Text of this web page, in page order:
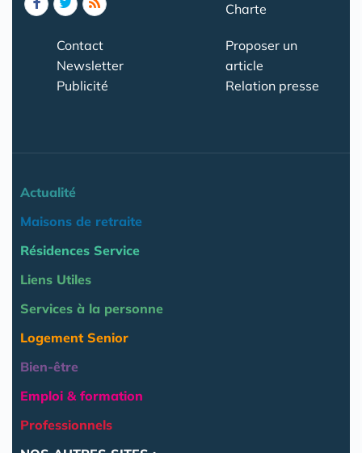
Charte
Contact
Newsletter
Publicité
Proposer un
article
Relation presse
Actualité
Maisons de retraite
Résidences Service
Liens Utiles
Services à la personne
Logement Senior
Bien-être
Emploi & formation
Professionnels